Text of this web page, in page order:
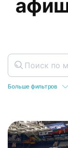
Больше фильтров